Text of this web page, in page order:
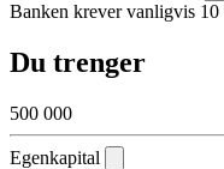
Banken krever vanligvis 10
Du trenger
500 000
Egenkapital